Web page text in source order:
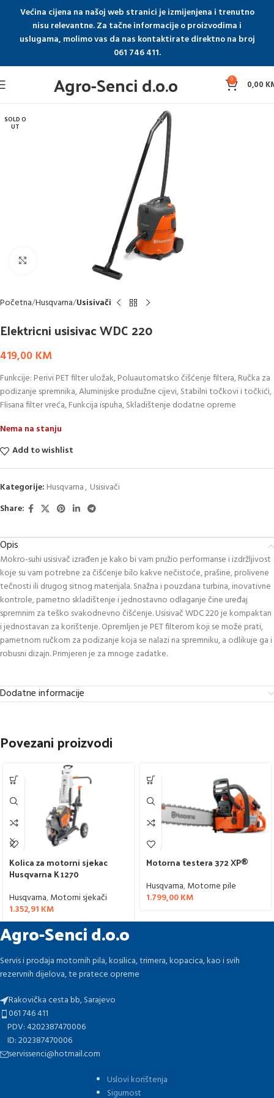
Većina cijena na našoj web stranici je izmijenjena i trenutno
nisu relevantne. Za tačne informacije o proizvodima i
uslugama, molimo vas da nas kontaktirate direktno na broj
061 746 411.
Agro-Senci d.o.o 0 0,00
SOLD O
UT
Početna Husqvarna Usisivači
Elektricni usisivac WDC 220
419,00 KM
Funkcije: Perivi PET filter uložak, Poluautomatsko čišćenje filtera, Ručka za
podizanje spremnika, Aluminijske produžne cijevi, Stabilni točkovi i točkići,
Flisana filter vreća, Funkcija ispuha, Skladištenje dodatne opreme
Nema na stanju
Add to wishlist
Kategorije: Husqvarna, Usisivači
Share:
Opis
Mokro-suhi usisivač izrađen je kako bi vam pružio performanse i izdržljivost
koje su vam potrebne za čišćenje bilo kakve nečistoće, prašine, prolivene
tečnosti ili drugog sitnog materijala. Snažna i pouzdana turbina, inovativne
kontrole, pametno skladištenje i jednostavno odlaganje čine uređaj
spremnim za teško svakodnevno čišćenje. Usisivač WDC 220 je kompaktan
i jednostavan za korištenje. Opremljen je PET filterom koji se može prati,
pametnom ručkom za podizanje koja se nalazi na spremniku, a odlikuje ga i
robusni dizajn. Primjeren je za mnoge zadatke.
Dodatne informacije
Povezani proizvodi
Kolica za motorni sjekac
Husqvarna K 1270
Husqvarna,Motorni sjekači
1.352,91 KM
Motorna testera 372 XP®
Husqvarna,Motorne pile
1.799,00KM
Agro-Senci d.o.o
Servis i prodaja motornih pila, kosilica, trimera, kopacica, kao i svih
rezervnih dijelova, te pratece opreme
Rakovička cesta bb, Sarajevo
061 746 411
PDV: 4202387470006
ID: 202387470006
servissenci@hotmail.com
Uslovi korištenja
Sigurnost